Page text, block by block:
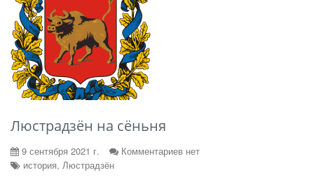
Люстрадзён на сёньня
9 сентября 2021 г.
Комментариев нет
история, Люстрадзён